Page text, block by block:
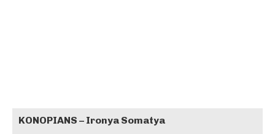
KONOPIANS – Ironya Somatya